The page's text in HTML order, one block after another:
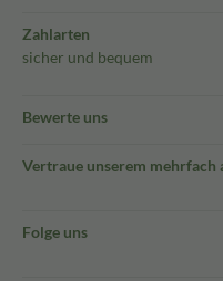
Zahlarten
sicher und bequem
Bewerte uns
Vertraue unserem mehrfach
Folge uns